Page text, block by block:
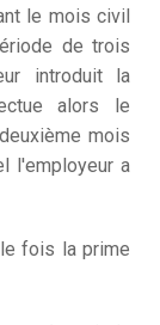
le mois civil
de trois
introduit la
alors le
mois
l'employeur a
fois la prime